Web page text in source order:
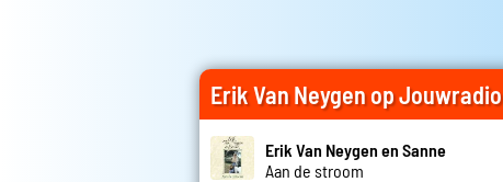
Erik Van Neygen op Jouwradio
Erik Van Neygen en Sanne
Aan de stroom